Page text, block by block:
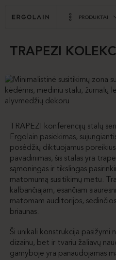
PRODUKTAI
TRAPEZI
TRAPEZI konferencijų stalų
Ergolain pasiekimas,
posėdžių diktuojamus
pavadinimas, šis stalas yra
sąmoningas ir tikslingas
matomumą susitikimų metu.
kalbančiajam, esančiam
matomam auditorijos,
briaunas.
Ši unikali konstrukcija pasižymi
dizainu, bet ir tvariu žaliavų
gamyboje yra panaudojamas